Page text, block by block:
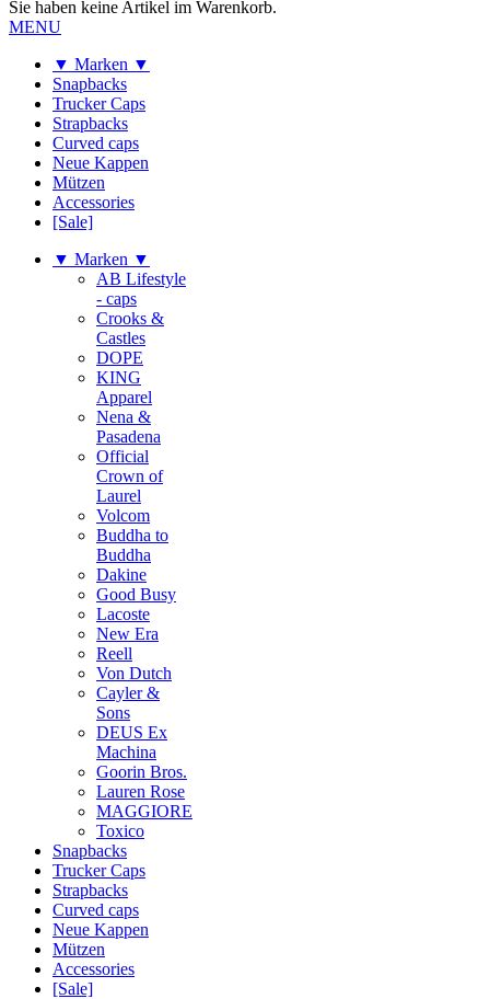
Sie haben keine Artikel im Warenkorb.
MENU
▼ Marken ▼
Snapbacks
Trucker Caps
Strapbacks
Curved caps
Neue Kappen
Mützen
Accessories
[Sale]
▼ Marken ▼
AB Lifestyle
- caps
Crooks &
Castles
DOPE
KING
Apparel
Nena &
Pasadena
Official
Crown of
Laurel
Volcom
Buddha to
Buddha
Dakine
Good Busy
Lacoste
New Era
Reell
Von Dutch
Cayler &
Sons
DEUS Ex
Machina
Goorin Bros.
Lauren Rose
MAGGIORE
Toxico
Snapbacks
Trucker Caps
Strapbacks
Curved caps
Neue Kappen
Mützen
Accessories
[Sale]